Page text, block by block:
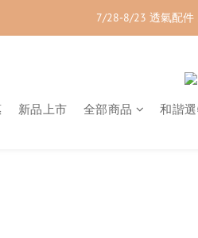
7/28-8/23 紳
7/28-8/23 紳
新品上市 全部商品 和諧